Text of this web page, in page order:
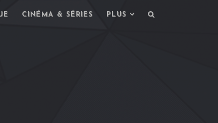
CINÉMA & SÉRIES PLUS